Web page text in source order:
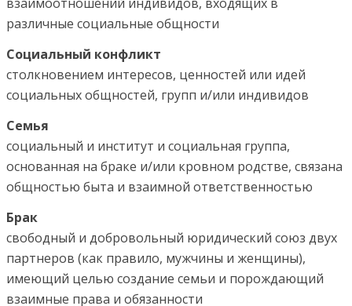
различные социальные общности
Социальный конфликт
столкновением интересов, ценностей или идей
социальных общностей, групп и/или индивидов
Семья
социальный и институт и социальная группа,
основанная на браке и/или кровном родстве, связана
общностью быта и взаимной ответственностью
Брак
свободный и добровольный юридический союз двух
партнеров (как правило, мужчины и женщины),
имеющий целью создание семьи и порождающий
взаимные права и обязанности